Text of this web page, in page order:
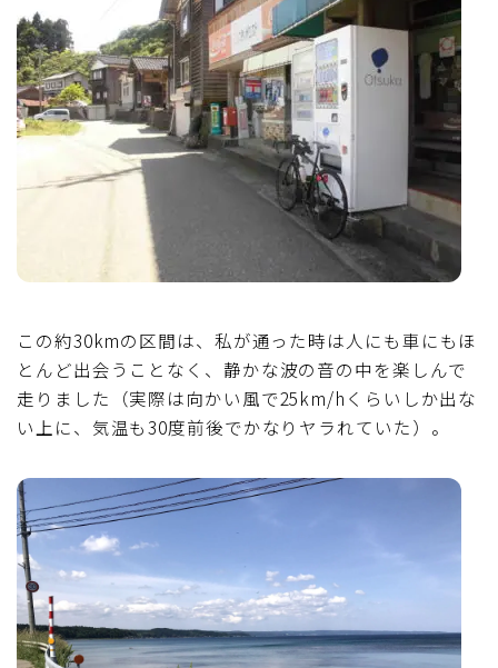
この約30kmの区間は、私が通った時は人にも車にもほ
とんど出会うことなく、静かな波の音の中を楽しんで
走りました（実際は向かい風で25km/hくらいしか出な
い上に、気温も30度前後でかなりヤラれていた）。